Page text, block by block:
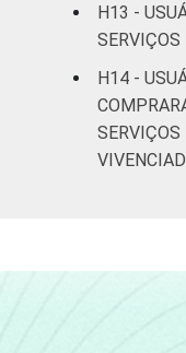
SOCIAL
H13 -
H14 -